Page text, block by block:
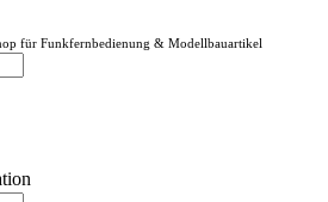
für Funkfernbedienung & Modellbauartikel